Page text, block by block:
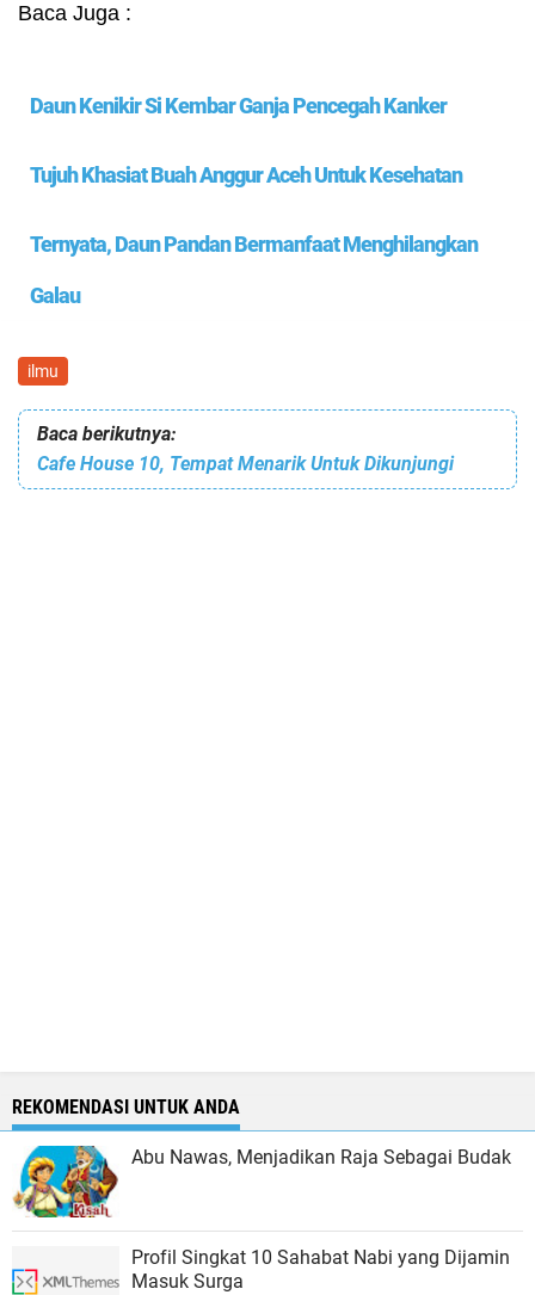
Baca Juga :
Daun Kenikir Si Kembar Ganja Pencegah Kanker
Tujuh Khasiat Buah Anggur Aceh Untuk Kesehatan
Ternyata, Daun Pandan Bermanfaat Menghilangkan
Galau
ilmu
Baca berikutnya:
Cafe House 10, Tempat Menarik Untuk Dikunjungi
REKOMENDASI UNTUK ANDA
Abu Nawas, Menjadikan Raja Sebagai Budak
Profil Singkat 10 Sahabat Nabi yang Dijamin
Masuk Surga